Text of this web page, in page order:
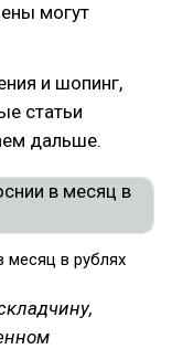
могут
и шопинг,
статьи
дальше.
месяц в рублях